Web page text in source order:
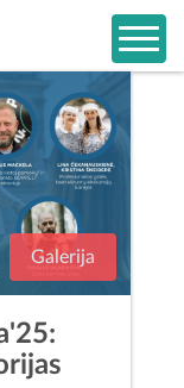
Galerija